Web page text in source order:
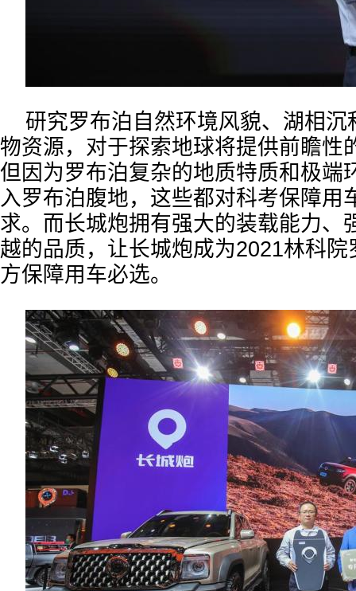
研究罗布泊自然环境风貌、湖相沉
物资源，对于探索地球将提供前瞻性
但因为罗布泊复杂的地质特质和极端
入罗布泊腹地，这些都对科考保障用
求。而长城炮拥有强大的装载能力、
越的品质，让长城炮成为2021林科
方保障用车必选。